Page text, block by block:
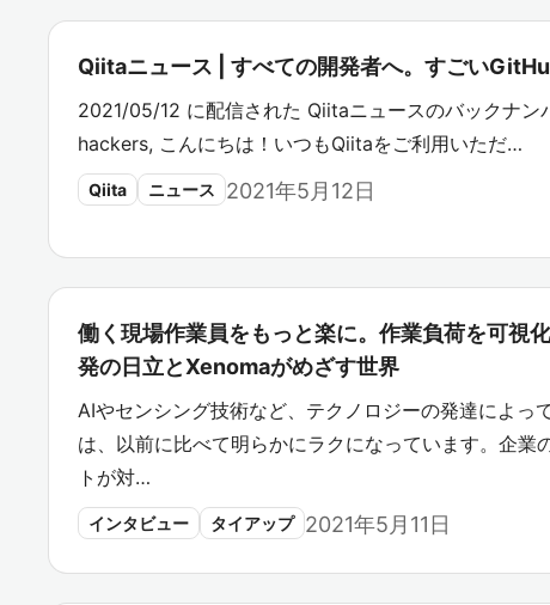
Qiitaニュース | すべての開発者へ。すごい
2021/05/12 に配信された Qiitaニュースのバックナ
hackers, こんにちは！いつもQiitaをご利用いただ…
Qiita ニュース 2021年5月12日
働く現場作業員をもっと楽に。作業負荷を可視
発の日立とXenomaがめざす世界
AIやセンシング技術など、テクノロジーの発達によっ
は、以前に比べて明らかにラクになっています。企業
トが対…
インタビュー タイアップ 2021年5月11日